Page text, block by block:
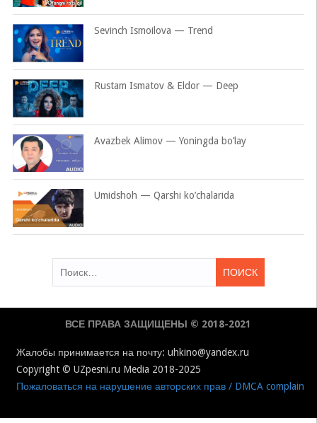
Sevinch Ismoilova — Trend
Rustam Ismatov & Eldor — Deep
Avazbek Alimov — Yoningda bo’lay
Umidshoh — Qarshi ko’chalarida
ВСЕ ПРАВА ЗАЩИЩЕНЫ © 2018-2021
Жалобы принимается на почту: uhkino@yandex.ru
Copyright © UZpesni.ru Media 2018-2025
Пожаловаться на нарушение авторских прав / DMCA complain